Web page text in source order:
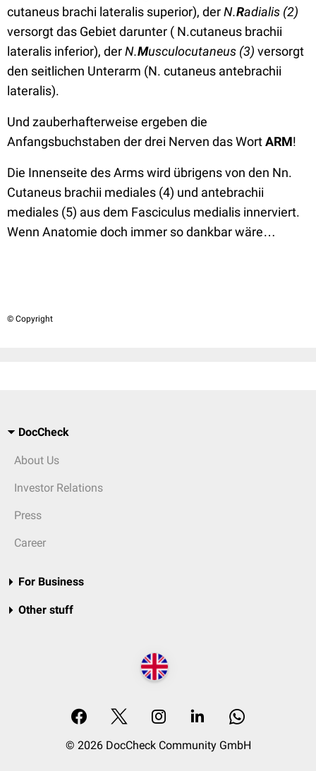
cutaneus brachi lateralis superior), derN.Radialis (2)
versorgt das Gebiet darunter ( N.cutaneus brachii
lateralis inferior), derN.Musculocutaneus (3) versorgt
den seitlichen Unterarm (N. cutaneus antebrachii
lateralis).
Und zauberhafterweise ergeben die
Anfangsbuchstaben der drei Nerven das WortARM!
Die Innenseite des Arms wird übrigens von den Nn.
Cutaneus brachii mediales (4) und antebrachii
mediales (5) aus dem Fasciculus medialis innerviert.
Wenn Anatomie doch immer so dankbar wäre…
© Copyright
DocCheck
About Us
Investor Relations
Press
Career
For Business
Other stuff
© 2026 DocCheck Community GmbH